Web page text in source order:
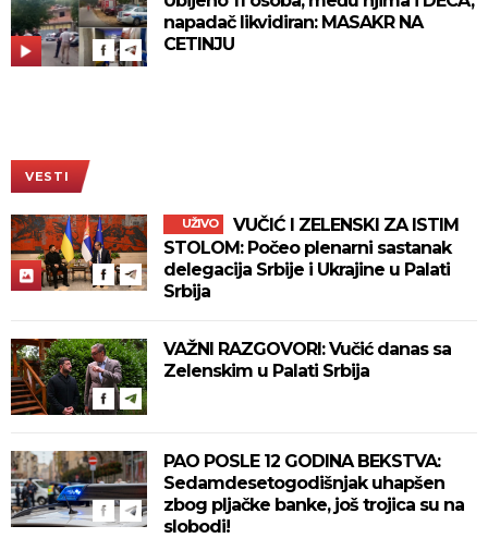
napadač likvidiran: MASAKR NA
CETINJU
VESTI
UŽIVO
STOLOM: Počeo plenarni sastanak
delegacija Srbije i Ukrajine u Palati
Srbija
VAŽNI RAZGOVORI: Vučić danas sa
Zelenskim u Palati Srbija
PAO POSLE 12 GODINA BEKSTVA:
Sedamdesetogodišnjak uhapšen
zbog pljačke banke, još trojica su na
slobodi!